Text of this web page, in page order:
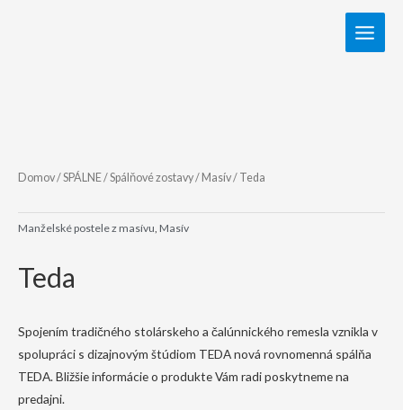
Domov/SPÁLNE/Spálňové zostavy/ Masív/ Teda
Manželské postele z masívu, Masív
Teda
Spojením tradičného stolárskeho a čalúnnického remesla vznikla v
spolupráci s dizajnovým štúdiom TEDA nová rovnomenná spálňa
TEDA. Bližšie informácie o produkte Vám radi poskytneme na
predajni.